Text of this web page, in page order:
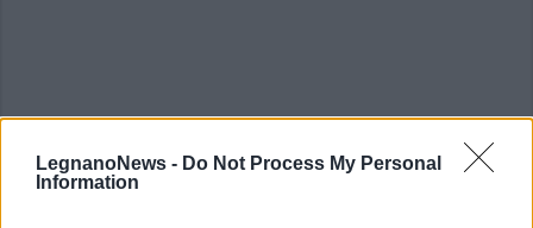
LegnanoNews - Do Not Process My Personal
Information